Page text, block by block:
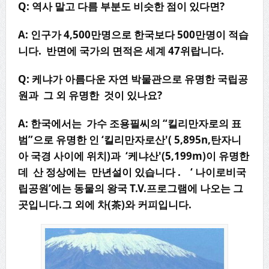
Q: 역사 말고 다름 부분도 비슷한 점이 있다면?
A: 인구가 4,500만명으로 한국보다 500만명이 적습
니다. 반면에 국가의 면적은 세계 47위랍니다.
Q: 케냐가 아름다운 자연 박물관으로 유명한 국립공
원과 그 외 유명한 것이 있나요?
A: 한국에서는 가수 조용필씨의 “킬리만자로의 표
범”으로 유명한 인 ‘킬리만자로산'( 5,895n,탄자니
아 국경 사이에 위치)과 ‘케냐산'(5,199m)이 유명한
데 산 정상에는 만년설이 있습니다 . ‘ 나이로비국
립공원’에는 동물의 왕국 T.V.프로그램에 나오는 그
곳입니다.그 외에 차(茶)와 커피입니다.